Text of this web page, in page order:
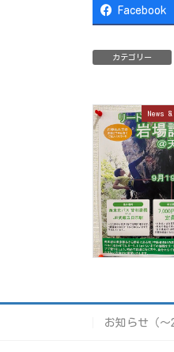
Facebook
カテゴリー
News
お知らせ（〜